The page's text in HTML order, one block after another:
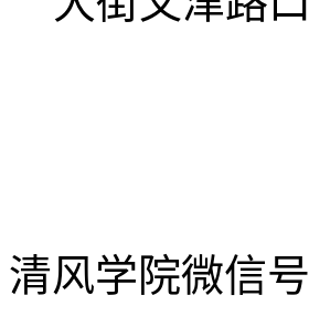
清风学院微信号